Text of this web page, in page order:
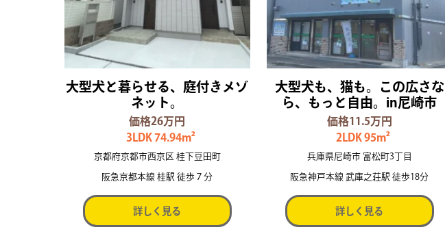
大型犬と暮らせる、庭付きメゾ
ネット。
価格26万円
3LDK 74.94m²
京都府京都市西京区 桂下豆田町
阪急京都本線 桂駅 徒歩７分
詳しく見る
大型犬も、猫も。この広さな
ら、もっと自由。in尼崎市
価格11.5万円
2LDK 95m²
兵庫県尼崎市 富松町3丁目
阪急神戸本線 武庫之荘駅 徒歩18分
詳しく見る